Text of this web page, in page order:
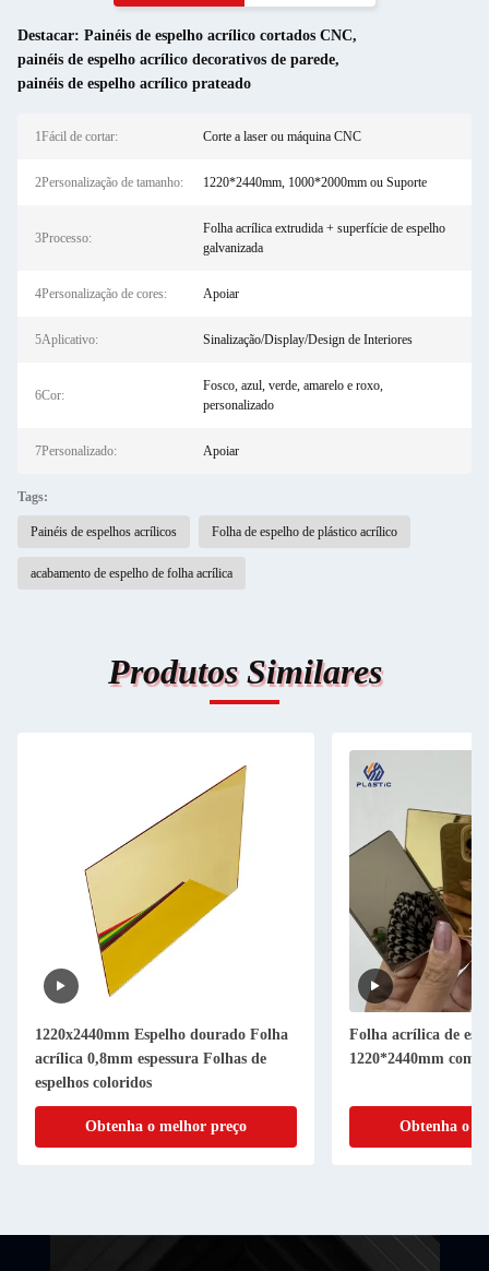
Destacar: Painéis de espelho acrílico cortados CNC,
painéis de espelho acrílico decorativos de parede,
painéis de espelho acrílico prateado
1Fácil de cortar: Corte a laser ou máquina CNC
2Personalização de tamanho: 1220*2440mm, 1000*2000mm ou Suporte
3Processo:
Folha acrílica extrudida + superfície de espelho
galvanizada
4Personalização de cores: Apoiar
5Aplicativo: Sinalização/Display/Design de Interiores
6Cor:
Fosco, azul, verde, amarelo e roxo,
personalizado
7Personalizado: Apoiar
Tags:
Painéis de espelhos acrílicos Folha de espelho de plástico acrílico
acabamento de espelho de folha acrílica
Produtos Similares
1220x2440mm Espelho dourado Folha
acrílica 0,8mm espessura Folhas de
espelhos coloridos
Obtenha o melhor preço
Folha acrílica de
1220*2440mm com
Obtenha o